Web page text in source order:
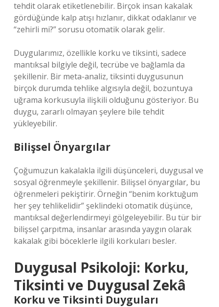
tehdit olarak etiketlenebilir. Birçok insan kakalak
gördüğünde kalp atışı hızlanır, dikkat odaklanır ve
“zehirli mi?” sorusu otomatik olarak gelir.
Duygularımız, özellikle korku ve tiksinti, sadece
mantıksal bilgiyle değil, tecrübe ve bağlamla da
şekillenir. Bir meta-analiz, tiksinti duygusunun
birçok durumda tehlike algısıyla değil, bozuntuya
uğrama korkusuyla ilişkili olduğunu gösteriyor. Bu
duygu, zararlı olmayan şeylere bile tehdit
yükleyebilir.
Bilişsel Önyargılar
Çoğumuzun kakalakla ilgili düşünceleri, duygusal ve
sosyal öğrenmeyle şekillenir. Bilişsel önyargılar, bu
öğrenmeleri pekiştirir. Örneğin “benim korktuğum
her şey tehlikelidir” şeklindeki otomatik düşünce,
mantıksal değerlendirmeyi gölgeleyebilir. Bu tür bir
bilişsel çarpıtma, insanlar arasında yaygın olarak
kakalak gibi böceklerle ilgili korkuları besler.
Duygusal Psikoloji: Korku,
Tiksinti ve Duygusal Zekâ
Korku ve Tiksinti Duyguları